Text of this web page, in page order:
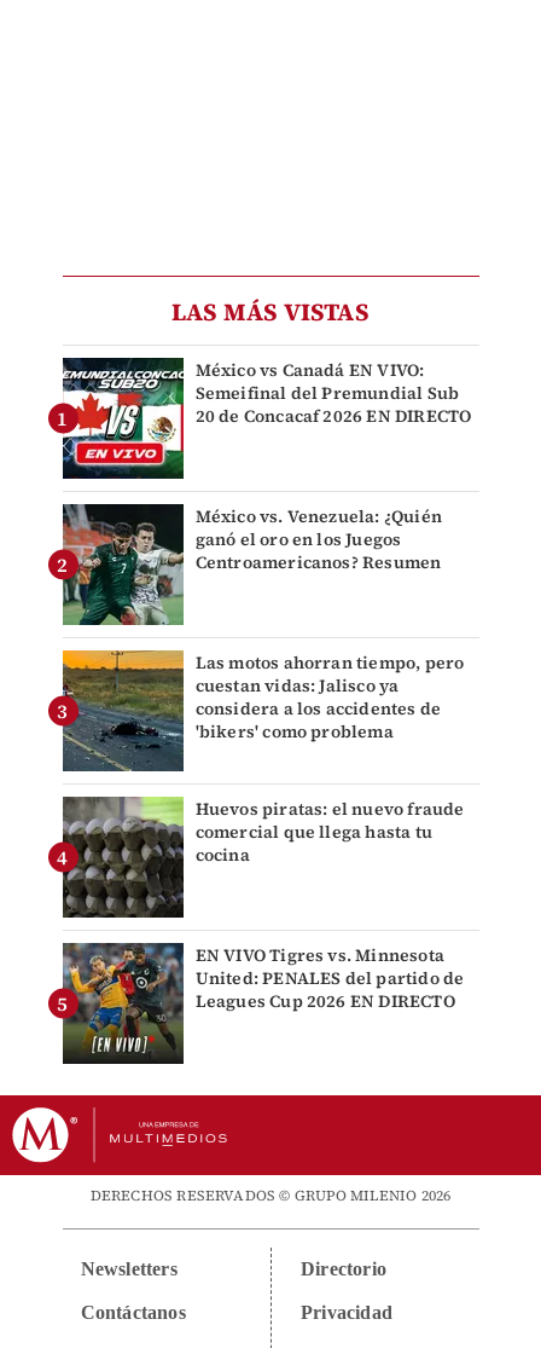
LAS MÁS VISTAS
México vs Canadá EN VIVO:
Semeifinal del Premundial Sub
20 de Concacaf 2026 EN DIRECTO
México vs. Venezuela: ¿Quién
ganó el oro en los Juegos
Centroamericanos? Resumen
Las motos ahorran tiempo, pero
cuestan vidas: Jalisco ya
considera a los accidentes de
'bikers' como problema
Huevos piratas: el nuevo fraude
comercial que llega hasta tu
cocina
EN VIVO Tigres vs. Minnesota
United: PENALES del partido de
Leagues Cup 2026 EN DIRECTO
DERECHOS RESERVADOS © GRUPO MILENIO 2026
Newsletters
Contáctanos
Directorio
Privacidad